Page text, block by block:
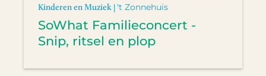
Kinderen en Muziek | 't Zonnehuis
SoWhat Familieconcert -
Snip, ritsel en plop